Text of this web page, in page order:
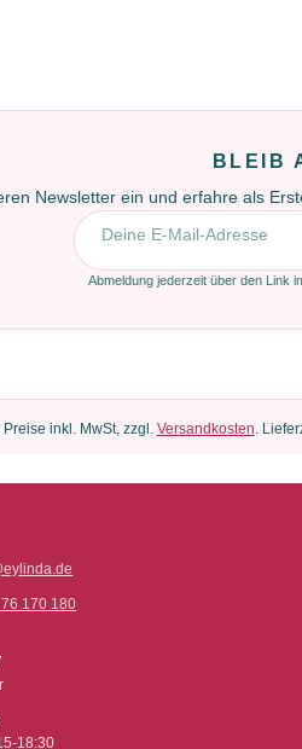
BLEIB
Newsletter ein und erfahre als
E-Mail-Adresse
Abmeldung jederzeit über den Link
Preise inkl. MwSt, zzgl. Versandkosten.
170 180
18:30